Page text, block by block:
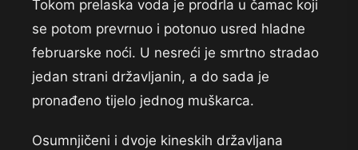
Tokom prelaska voda je prodrla u čamac koji
se potom prevrnuo i potonuo usred hladne
februarske noći. U nesreći je smrtno stradao
jedan strani državljanin, a do sada je
pronađeno tijelo jednog muškarca.
Osumnjičeni i dvoje kineskih državljana